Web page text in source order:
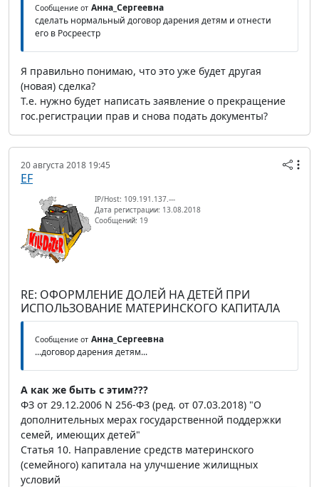
Сообщение от Анна_Сергеевна
сделать нормальный договор дарения детям и отнести
его в Росреестр
Я правильно понимаю, что это уже будет другая
(новая) сделка?
Т.е. нужно будет написать заявление о прекращение
гос.регистрации прав и снова подать документы?
20 августа 2018 19:45
EF
IP/Host: 109.191.137.---
Дата регистрации: 13.08.2018
Сообщений: 19
RE: ОФОРМЛЕНИЕ ДОЛЕЙ НА ДЕТЕЙ ПРИ
ИСПОЛЬЗОВАНИЕ МАТЕРИНСКОГО КАПИТАЛА
Сообщение от Анна_Сергеевна
...договор дарения детям...
А как же быть с этим???
ФЗ от 29.12.2006 N 256-ФЗ (ред. от 07.03.2018) "О
дополнительных мерах государственной поддержки
семей, имеющих детей"
Статья 10. Направление средств материнского
(семейного) капитала на улучшение жилищных
условий